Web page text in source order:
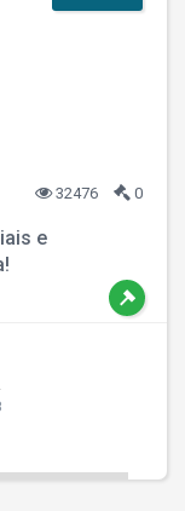
32476 0
e